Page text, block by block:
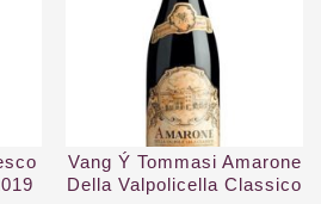
Vang Ý Tommasi Amarone
Della Valpolicella Classico